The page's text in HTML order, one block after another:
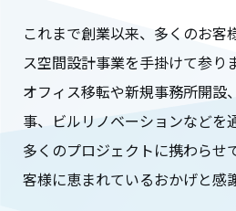
これまで創業以来、多くのお客
ス空間設計事業を手掛けて参り
オフィス移転や新規事務所開設
事、ビルリノベーションなどを
多くのプロジェクトに携わらせ
客様に恵まれているおかげと感